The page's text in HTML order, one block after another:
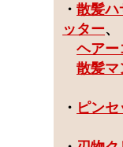
・散髪ハ
ッター、
ヘアー
散髪マ
・ ピン